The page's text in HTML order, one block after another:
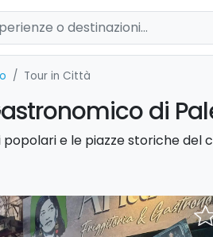
Tour in Città
di
e le piazze storiche